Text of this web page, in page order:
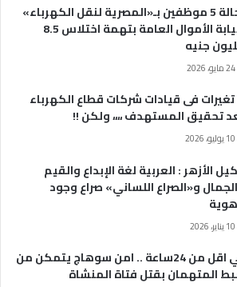
إحالة 5 موظفين بـ«المصرية لنقل الكهرباء»
لنيابة الأموال العامة بتهمة اختلاس 8.5
جنيه
24 مايو، 2026
تغيرات فى قيادات شركات قطاع الكهرباء
تحقيق المستهدف ،،،، ولكن !!
10 يوليو، 2026
الأزهر : العربية لغة الإبداع والقيم
و«الصراع اللساني» صراع وجود
10 يناير، 2026
في اقل من 24ساعة .. امن سوهاج يتمكن من
المتهمان بقتل فتاة المنشاة